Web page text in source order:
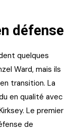
défense
quelques
Ward, mais ils
transition. La
en qualité avec
Le premier
de